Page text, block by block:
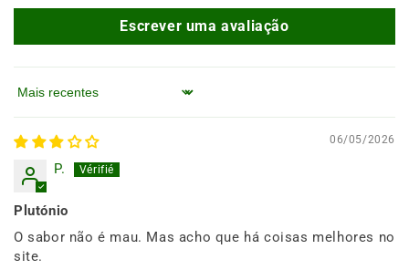
Escrever uma avaliação
Ordenar por
06/05/2026
P.
Plutónio
O sabor não é mau. Mas acho que há coisas melhores no
site.